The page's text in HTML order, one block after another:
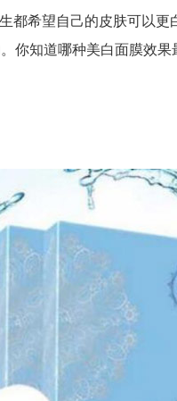
希望自己的皮肤可以更
你知道哪种美白面膜效